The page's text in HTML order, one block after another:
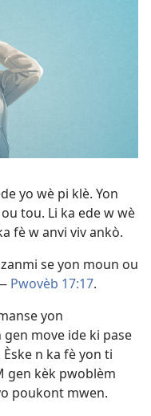
yo wè pi klè. Yon
tou. Li ka ede w wè
fè w anvi viv ankò.
zanmi se yon moun ou
Pwovèb 17:17.
yon
move ide ki pase
n ka fè yon ti
gen kèk pwoblèm
poukont mwen.